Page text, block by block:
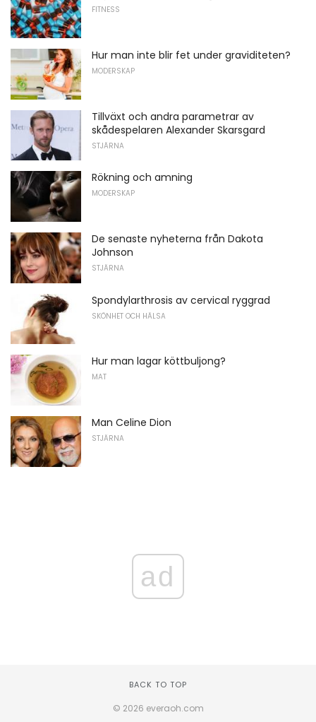
FITNESS
Hur man inte blir fet under graviditeten?
MODERSKAP
Tillväxt och andra parametrar av
skådespelaren Alexander Skarsgard
STJÄRNA
Rökning och amning
MODERSKAP
De senaste nyheterna från Dakota
Johnson
STJÄRNA
Spondylarthrosis av cervical ryggrad
SKÖNHET OCH HÄLSA
Hur man lagar köttbuljong?
MAT
Man Celine Dion
STJÄRNA
ad
BACK TO TOP
© 2026 everaoh.com